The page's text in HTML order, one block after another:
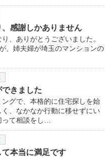
感謝しかありません
、ありがとうございました。
、姉夫婦が埼玉のマンションの
きました
グで、本格的に住宅探しを始
、なかなか行動に移せずにい
て相談をし…
本当に満足です